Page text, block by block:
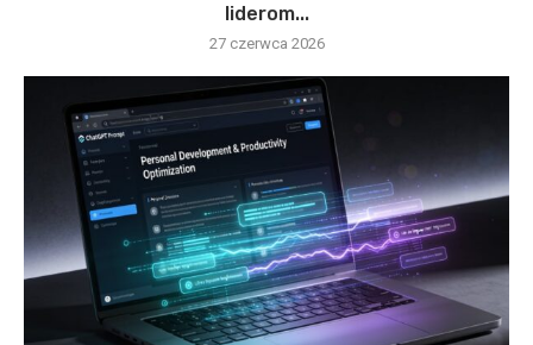
liderom...
27 czerwca 2026